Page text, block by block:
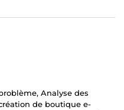
Analyse des
de boutique e-